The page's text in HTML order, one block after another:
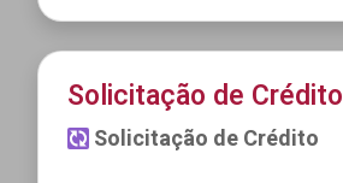
Solicitação de Crédito
Solicitação de Crédito